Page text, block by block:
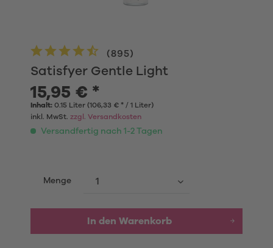
Satisfyer Gentle Light
(895)
15,95 € *
Inhalt: 0.15 Liter (106,33 € * / 1 Liter)
inkl. MwSt. zzgl. Versandkosten
Versandfertig nach 1-2 Tagen
Menge
In den Warenkorb